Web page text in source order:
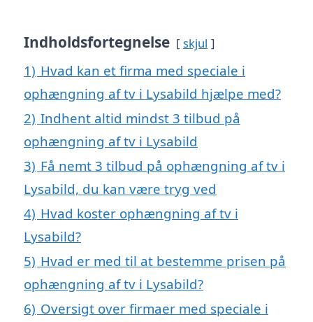
Indholdsfortegnelse skjul
1) Hvad kan et firma med speciale i
ophængning af tv i Lysabild hjælpe med?
2) Indhent altid mindst 3 tilbud på
ophængning af tv i Lysabild
3) Få nemt 3 tilbud på ophængning af tv i
Lysabild, du kan være tryg ved
4) Hvad koster ophængning af tv i
Lysabild?
5) Hvad er med til at bestemme prisen på
ophængning af tv i Lysabild?
6) Oversigt over firmaer med speciale i